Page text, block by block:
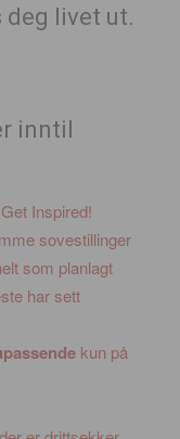
deg livet ut.
inntil
Inspired!
sovestillinger
som planlagt
har sett
kun på